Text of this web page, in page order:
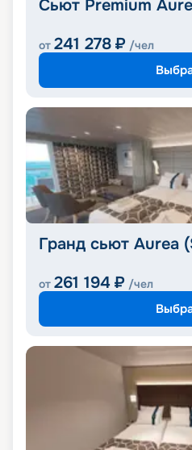
Сьют Premium
от 241 278 ₽ /чел
Гранд сьют Aurea
от 261 194 ₽ /чел